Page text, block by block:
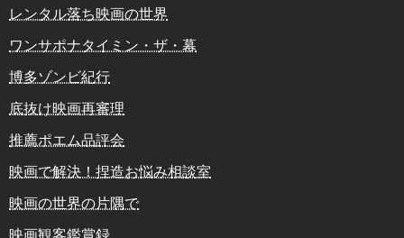
レンタル落ち映画の世界
ワンサポナタイミン・ザ・幕
博多ゾンビ紀行
底抜け映画再審理
推薦ポエム品評会
映画で解決！捏造お悩み相談室
映画の世界の片隅で